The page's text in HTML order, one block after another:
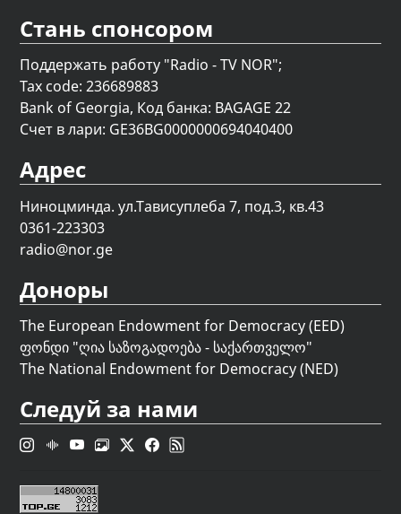
Стань спонсором
Поддержать работу "Radio - TV NOR";
Tax code: 236689883
Bank of Georgia, Код банка: BAGAGE 22
Счет в лари: GE36BG0000000694040400
Адрес
Ниноцминда. ул.Тависуплеба 7, под.3, кв.43
0361-223303
radio@nor.ge
Доноры
The European Endowment for Democracy (EED)
ფონდი "ღია საზოგადოება - საქართველო"
The National Endowment for Democracy (NED)
Следуй за нами